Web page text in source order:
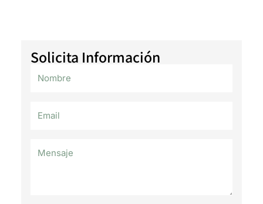
Solicita Información